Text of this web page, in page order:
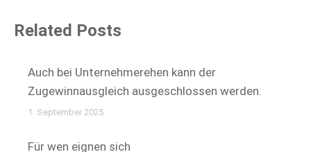
Related Posts
Auch bei Unternehmerehen kann der
Zugewinnausgleich ausgeschlossen werden.
1. September 2025
Für wen eignen sich